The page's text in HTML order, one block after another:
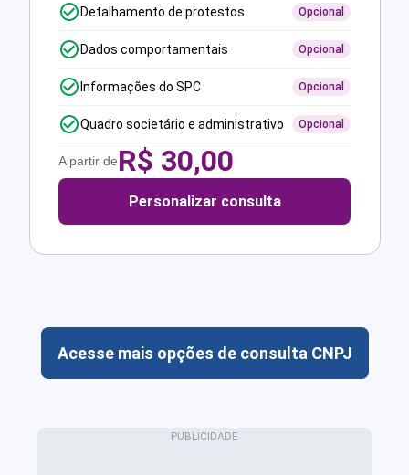
Detalhamento de protestos Opcional
Dados comportamentais Opcional
Informações do SPC Opcional
Quadro societário e administrativo Opcional
A partir deR$ 30,00
Personalizar consulta
Acesse mais opções de consulta CNPJ